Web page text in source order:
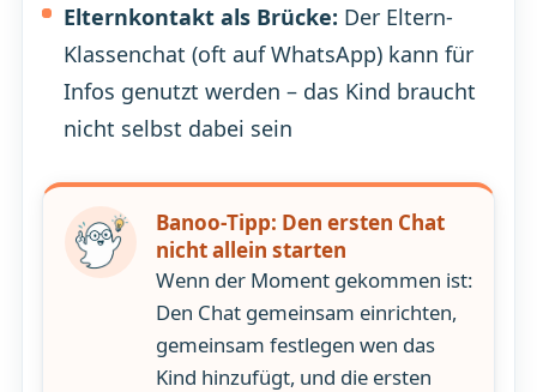
Elternkontakt als Brücke: Der Eltern-
Klassenchat (oft auf WhatsApp) kann für
Infos genutzt werden – das Kind braucht
nicht selbst dabei sein
Banoo-Tipp: Den ersten Chat
nicht allein starten
Wenn der Moment gekommen ist:
Den Chat gemeinsam einrichten,
gemeinsam festlegen wen das
Kind hinzufügt, und die ersten